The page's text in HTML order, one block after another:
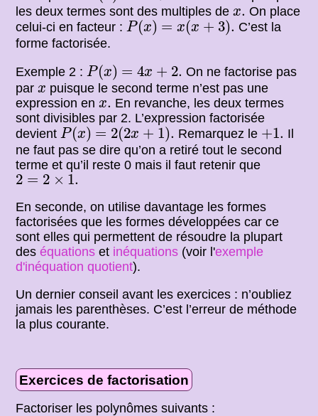
les deux termes sont des multiples dex.
x On place
celui-ci en facteur : P(x) = x(x + 3).
P(x)=x(x+3).
C’est la
forme factorisée.
Exemple 2 : P(x) = 4x + 2.
P(x )= +
On ne factorise pas
parx
x puisque le second terme n’est pas une
expression enx.
x
En revanche, les deux termes
sont divisibles par 2. L’expression factorisée
devient P(x) = 2(2x + 1).
P(x)= 2(2x+ 1). Remarquez le +1.
+ 1.
Il
ne faut pas se dire qu’on a retiré tout le second
terme et qu’il reste 0 mais il faut retenir que
2 = 2 × 1.
2=2×1.
En seconde, on utilise davantage les formes
factorisées que les formes développées car ce
sont elles qui permettent de résoudre la plupart
deséquations et inéquations (voir l'exemple
d'inéquation quotient).
Un dernier conseil avant les exercices : n’oubliez
jamais les parenthèses. C’est l’erreur de méthode
la plus courante.
Exercices de factorisation
Factoriser les polynômes suivants :